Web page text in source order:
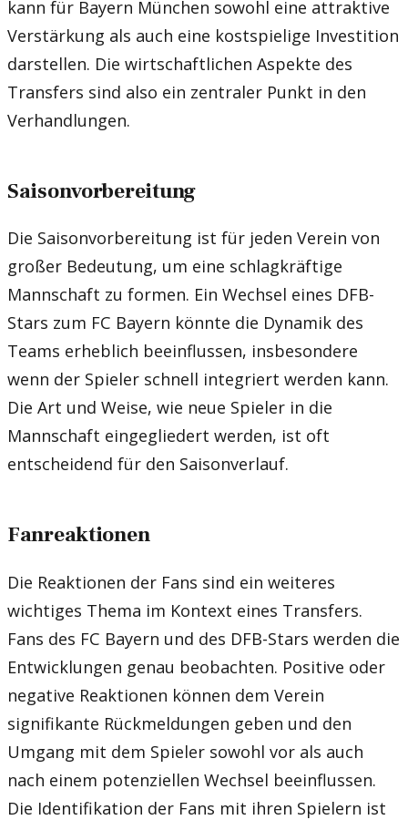
kann für Bayern München sowohl eine attraktive
Verstärkung als auch eine kostspielige Investition
darstellen. Die wirtschaftlichen Aspekte des
Transfers sind also ein zentraler Punkt in den
Verhandlungen.
Saisonvorbereitung
Die Saisonvorbereitung ist für jeden Verein von
großer Bedeutung, um eine schlagkräftige
Mannschaft zu formen. Ein Wechsel eines DFB-
Stars zum FC Bayern könnte die Dynamik des
Teams erheblich beeinflussen, insbesondere
wenn der Spieler schnell integriert werden kann.
Die Art und Weise, wie neue Spieler in die
Mannschaft eingegliedert werden, ist oft
entscheidend für den Saisonverlauf.
Fanreaktionen
Die Reaktionen der Fans sind ein weiteres
wichtiges Thema im Kontext eines Transfers.
Fans des FC Bayern und des DFB-Stars werden die
Entwicklungen genau beobachten. Positive oder
negative Reaktionen können dem Verein
signifikante Rückmeldungen geben und den
Umgang mit dem Spieler sowohl vor als auch
nach einem potenziellen Wechsel beeinflussen.
Die Identifikation der Fans mit ihren Spielern ist